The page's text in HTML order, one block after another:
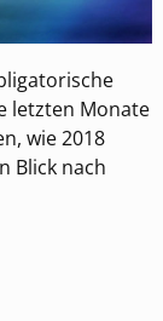
letzten Monate
wie 2018
Blick nach